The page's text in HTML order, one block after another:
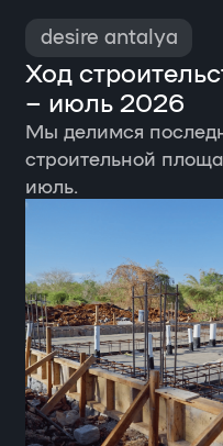
desire antalya
Ход
– июль 2026
Мы делимся
строительной
июль.